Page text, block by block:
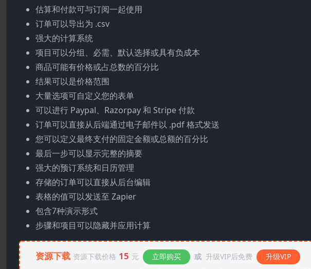
估算和付款可与订阅一起使用
订单可以导出为 .csv
强大的计算系统
项目可以分组、必需、默认选择或具有负成本
商品可能有价格或占总数的百分比
结果可以是价格范围
大量选项可自定义您的表单
可以进行 Paypal、Razorpay 和 Stripe 付款
订单可以直接从后端通过电子邮件以 .pdf 格式发送
您可以定义最终支付的固定金额或总额的百分比
最后一步可以显示完整的摘要
强大的预订系统和日历管理
存储的订单可以直接从后台编辑
表格的值可以发送至 Zapier
包含7种演示形式
步骤和项目可以隐藏并应用计算
资源下载 资源下载价格 15 元 立即购买 或 升级VIP后免费 升级VIP